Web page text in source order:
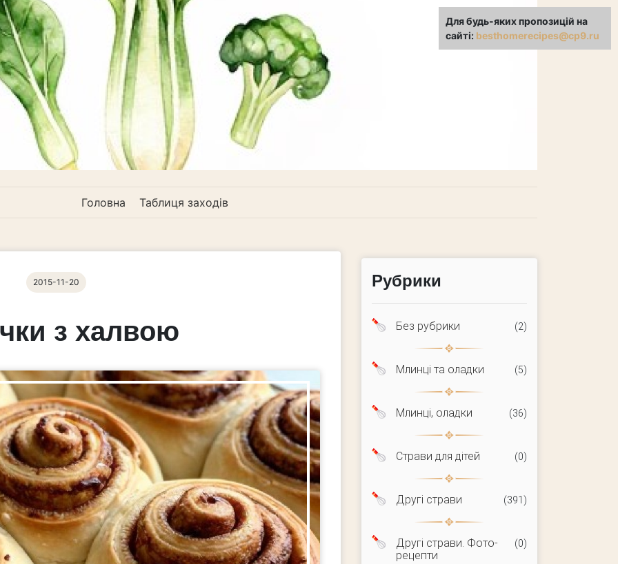
Головна Таблиця заходів
2015-11-20
з халвою
Рубрики
Без рубрики (2)
Млинці та оладки (5)
Млинці, оладки (36)
Страви для дітей (0)
Другі страви (391)
Другі страви. Фото-
рецепти
(0)
Для будь-яких пропозицій на
сайті: besthomerecipes@cp9.ru